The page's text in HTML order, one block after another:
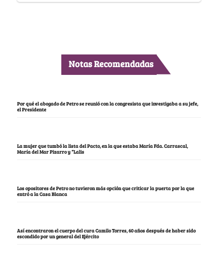
Notas Recomendadas
Por qué el abogado de Petro se reunió con la congresista que investigaba a su jefe,
el Presidente
La mujer que tumbó la lista del Pacto, en la que estaba María Fda. Carrascal,
María del Mar Pizarro y “Lalis
Los opositores de Petro no tuvieron más opción que criticar la puerta por la que
entró a la Casa Blanca
Así encontraron el cuerpo del cura Camilo Torres, 60 años después de haber sido
escondido por un general del Ejército